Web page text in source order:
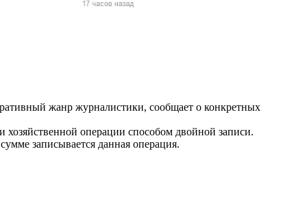
женщин и
страны), жанр журналистики, сообщает о конкретных
операции способом двойной записи.
записывается данная операция.